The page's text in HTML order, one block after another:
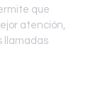
que
atención,
llamadas